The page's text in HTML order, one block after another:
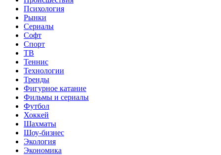
Психология
Рынки
Сериалы
Софт
Спорт
ТВ
Теннис
Технологии
Тренды
Фигурное катание
Фильмы и сериалы
Футбол
Хоккей
Шахматы
Шоу-бизнес
Экология
Экономика